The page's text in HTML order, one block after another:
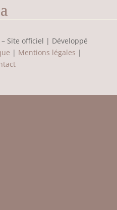
– Site officiel | Développé
| Mentions légales |